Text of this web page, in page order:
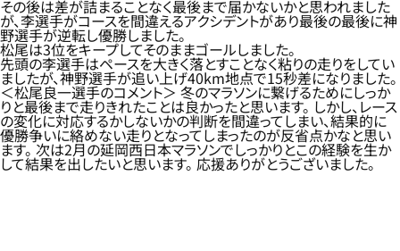
その後は差が詰まることなく最後まで届かないかと思われました
が、李選手がコースを間違えるアクシデントがあり最後の最後に神
野選手が逆転し優勝しました。
松尾は3位をキープしてそのままゴールしました。
先頭の李選手はペースを大きく落とすことなく粘りの走りをしてい
ましたが、神野選手が追い上げ40km地点で15秒差になりました。
＜松尾良一選手のコメント＞ 冬のマラソンに繋げるためにしっか
りと最後まで走りきれたことは良かったと思います。 しかし、レース
の変化に対応するかしないかの判断を間違ってしまい、結果的に
優勝争いに絡めない走りとなってしまったのが反省点かなと思い
ます。 次は2月の延岡西日本マラソンでしっかりとこの経験を生か
して結果を出したいと思います。 応援ありがとうございました。